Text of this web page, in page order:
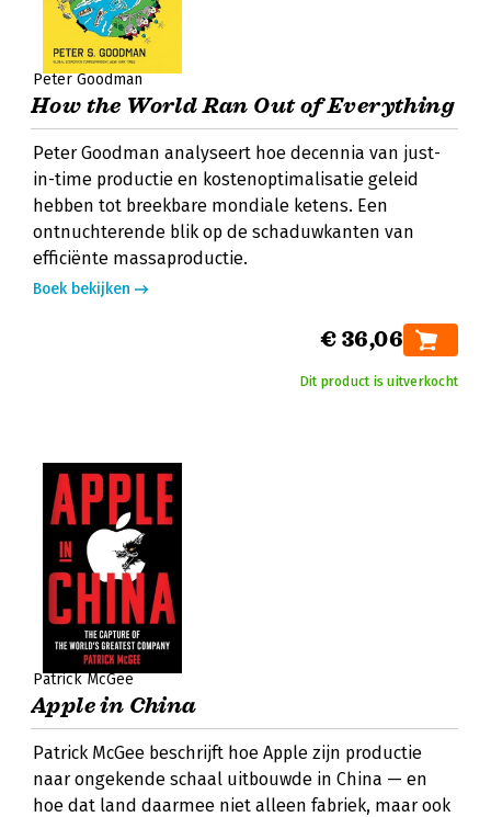
Peter Goodman
How the World Ran Out of Everything
Peter Goodman analyseert hoe decennia van just-
in-time productie en kostenoptimalisatie geleid
hebben tot breekbare mondiale ketens. Een
ontnuchterende blik op de schaduwkanten van
efficiënte massaproductie.
Boek bekijken
€ 36,06
Dit product is uitverkocht
Patrick McGee
Apple in China
Patrick McGee beschrijft hoe Apple zijn productie
naar ongekende schaal uitbouwde in China — en
hoe dat land daarmee niet alleen fabriek, maar ook